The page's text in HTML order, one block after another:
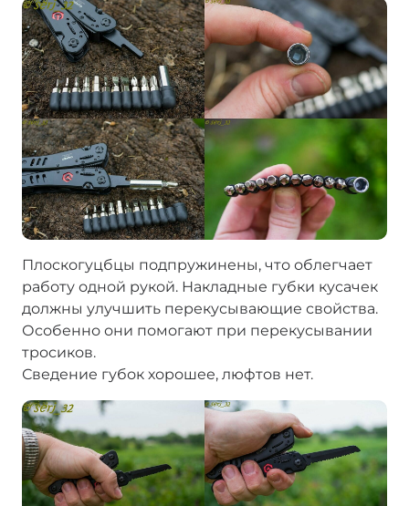
Плоскогуцбцы подпружинены, что облегчает
работу одной рукой. Накладные губки кусачек
должны улучшить перекусывающие свойства.
Особенно они помогают при перекусывании
тросиков.
Сведение губок хорошее, люфтов нет.